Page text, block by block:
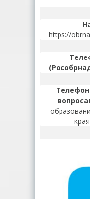
https://